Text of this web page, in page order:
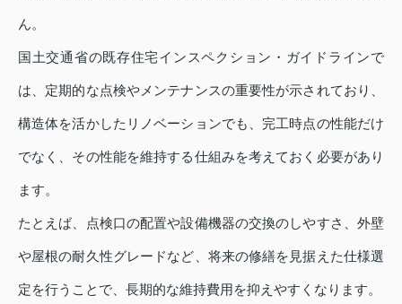
ん。
国土交通省の既存住宅インスペクション・ガイドラインで
は、定期的な点検やメンテナンスの重要性が示されており、
構造体を活かしたリノベーションでも、完工時点の性能だけ
でなく、その性能を維持する仕組みを考えておく必要があり
ます。
たとえば、点検口の配置や設備機器の交換のしやすさ、外壁
や屋根の耐久性グレードなど、将来の修繕を見据えた仕様選
定を行うことで、長期的な維持費用を抑えやすくなります。